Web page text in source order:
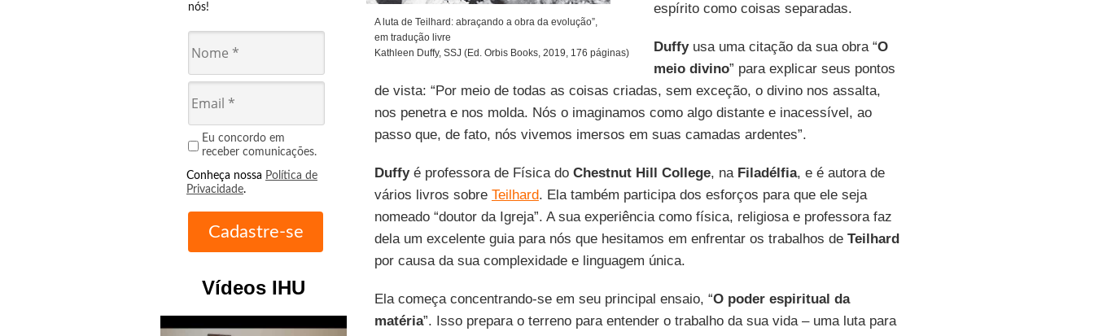
nós!
Eu concordo em
receber comunicações.
Conheça nossa Política de
Privacidade.
Vídeos IHU
A luta de Teilhard: abraçando a obra da evolução”,
em tradução livre
Kathleen Duffy, SSJ (Ed. Orbis Books, 2019, 176 páginas)
espírito como coisas separadas.
Duffyusa uma citação da sua obra “O
meio divino” para explicar seus pontos
de vista: “Por meio de todas as coisas criadas, sem exceção, o divino nos assalta,
nos penetra e nos molda. Nós o imaginamos como algo distante e inacessível, ao
passo que, de fato, nós vivemos imersos em suas camadas ardentes”.
Duffyé professora de Física do Chestnut Hill College, na Filadélfia, e é autora de
vários livros sobre Teilhard. Ela também participa dos esforços para que ele seja
nomeado “doutor da Igreja”. A sua experiência como física, religiosa e professora faz
dela um excelente guia para nós que hesitamos em enfrentar os trabalhos de Teilhard
por causa da sua complexidade e linguagem única.
Ela começa concentrando-se em seu principal ensaio, “O poder espiritual da
matéria”. Isso prepara o terreno para entender o trabalho da sua vida – uma luta para